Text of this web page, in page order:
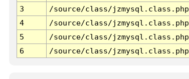
3
/source/class/jzmysql.class.php
4
/source/class/jzmysql.class.php
5
/source/class/jzmysql.class.php
6
/source/class/jzmysql.class.php